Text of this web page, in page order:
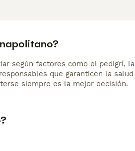
según factores como el pedigrí,
que garanticen la
siempre es la mejor decisión.